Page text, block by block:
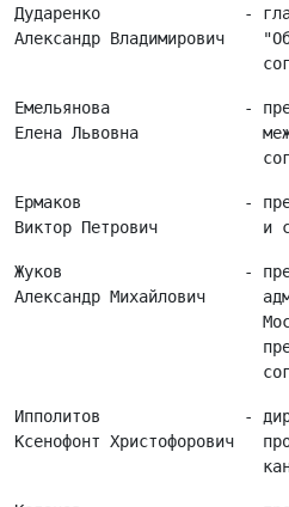
Дударенко               -
Александр Владимирович
Емельянова              -
Елена Львовна
Ермаков                 -
Жуков                   -
Александр Михайлович
Ипполитов               -
Ксенофонт Христофорович